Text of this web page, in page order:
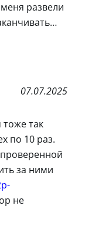
развели
07.07.2025
так
по 10 раз.
проверенной
за ними
не